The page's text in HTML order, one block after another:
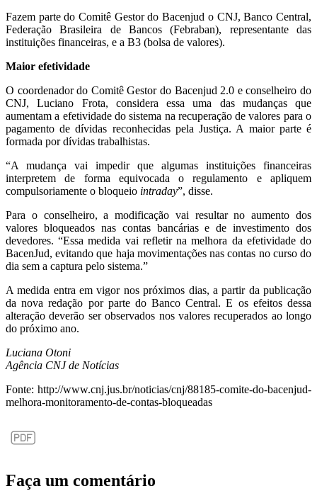
Fazem parte do Comitê Gestor do Bacenjud o CNJ, Banco Central,
Federação Brasileira de Bancos (Febraban), representante das
instituições financeiras, e a B3 (bolsa de valores).
Maior efetividade
O coordenador do Comitê Gestor do Bacenjud 2.0 e conselheiro do
CNJ, Luciano Frota, considera essa uma das mudanças que
aumentam a efetividade do sistema na recuperação de valores para o
pagamento de dívidas reconhecidas pela Justiça. A maior parte é
formada por dívidas trabalhistas.
“A mudança vai impedir que algumas instituições financeiras
interpretem de forma equivocada o regulamento e apliquem
compulsoriamente o bloqueio intraday”, disse.
Para o conselheiro, a modificação vai resultar no aumento dos
valores bloqueados nas contas bancárias e de investimento dos
devedores. “Essa medida vai refletir na melhora da efetividade do
BacenJud, evitando que haja movimentações nas contas no curso do
dia sem a captura pelo sistema.”
A medida entra em vigor nos próximos dias, a partir da publicação
da nova redação por parte do Banco Central. E os efeitos dessa
alteração deverão ser observados nos valores recuperados ao longo
do próximo ano.
Luciana Otoni
Agência CNJ de Notícias
Fonte: http://www.cnj.jus.br/noticias/cnj/88185-comite-do-bacenjud-
melhora-monitoramento-de-contas-bloqueadas
Faça um comentário